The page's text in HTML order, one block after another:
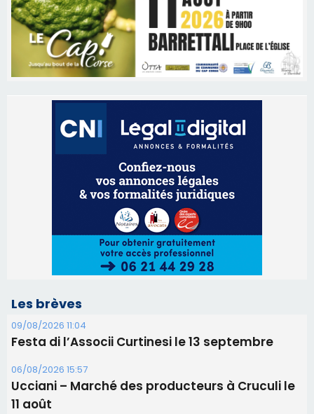
Les brèves
09/08/2026 11:04
Festa di l’Associi Curtinesi le 13 septembre
06/08/2026 15:57
Ucciani – Marché des producteurs à Cruculi le
11 août